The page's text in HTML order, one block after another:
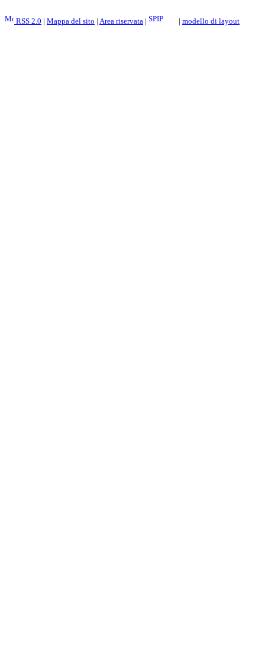
RSS 2.0 | Mappa del sito | Area riservata | | modello di layout